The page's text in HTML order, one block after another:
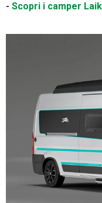
- Scopri i camper